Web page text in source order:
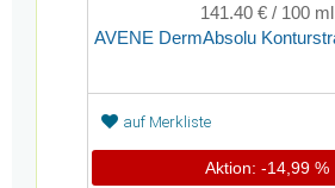
141.40 € / 100 ml
auf Merkliste
Aktion: -14,99 %